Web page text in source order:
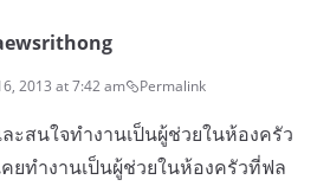
2013 at 7:42 am Permalink
ะสนใจทำงานเป็นผู้ช่วยในห้องครัว
ยทำงานเป็นผู้ช่วยในห้องครัวที่ฟล